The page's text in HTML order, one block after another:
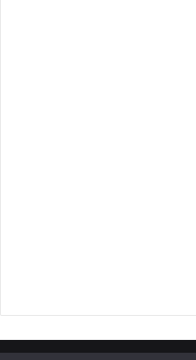
טקטית ברמות הגבוהות ביותר,